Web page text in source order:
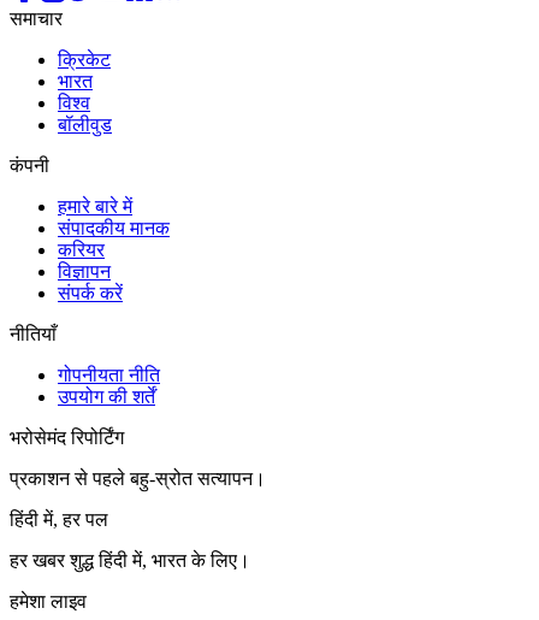
समाचार
क्रिकेट
भारत
विश्व
बॉलीवुड
कंपनी
हमारे बारे में
संपादकीय मानक
करियर
विज्ञापन
संपर्क करें
नीतियाँ
गोपनीयता नीति
उपयोग की शर्तें
भरोसेमंद रिपोर्टिंग
प्रकाशन से पहले बहु-स्रोत सत्यापन।
हिंदी में, हर पल
हर खबर शुद्ध हिंदी में, भारत के लिए।
हमेशा लाइव